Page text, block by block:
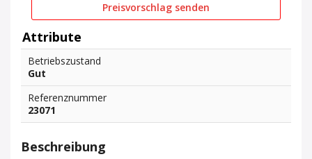
Preisvorschlag senden
Attribute
Betriebszustand
Gut
Referenznummer
23071
Beschreibung